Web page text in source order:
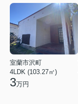
室蘭市沢町
4LDK (103.27㎡)
3万円